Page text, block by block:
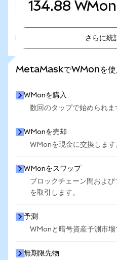
134.88 WMon
さらに統
MetaMaskでWMonを使
WMonを購入
数回のタップで始められま
WMonを売却
WMonを現金に交換します
WMonをスワップ
ブロックチェーン間およ
を取引します。
予測
WMonと暗号資産予測市場
無期限先物